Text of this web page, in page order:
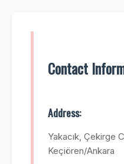
Contact
Address:
Yakacık, Çekirge
Keçiören/Ankara